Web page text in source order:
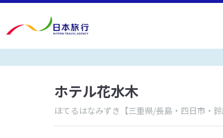
ホテル花水木
ほてるはなみずき 【三重県/長島・四日市・